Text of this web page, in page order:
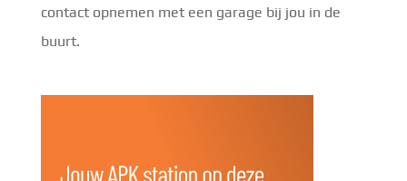
contact opnemen met een garage bij jou in de
buurt.